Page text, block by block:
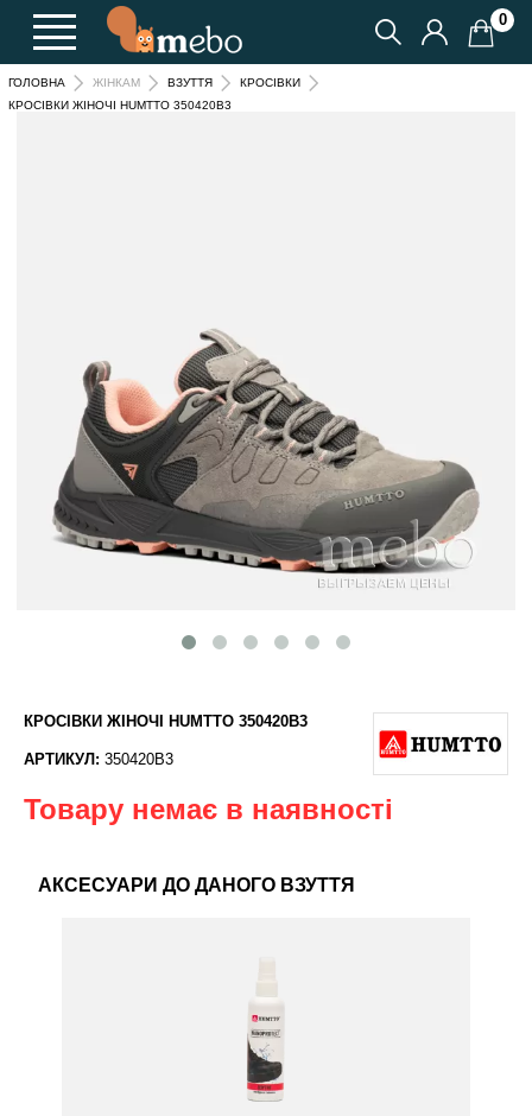
0
ГОЛОВНА ЖІНКАМ ВЗУТТЯ
КРОСІВКИ
КРОСІВКИ ЖІНОЧІ HUMTTO 350420B3
КРОСІВКИ ЖІНОЧІ HUMTTO 350420B3
АРТИКУЛ: 350420B3
Товару немає в наявності
АКСЕСУАРИ ДО ДАНОГО ВЗУТТЯ